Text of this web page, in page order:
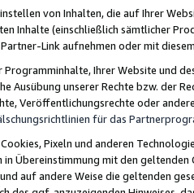
von Inhalten, die auf Ihrer
Inhalte (einschließlich sämtlicher
Link aufnehmen oder mit
Programminhalte, Ihrer Website und
Ausübung unserer Rechte bzw. der
Veröffentlichungsrechte oder
für das
Pixeln und anderen
in Übereinstimmung mit den
auf andere Weise die geltenden